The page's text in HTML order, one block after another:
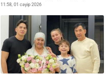
11:58, 01 сәуір 2026